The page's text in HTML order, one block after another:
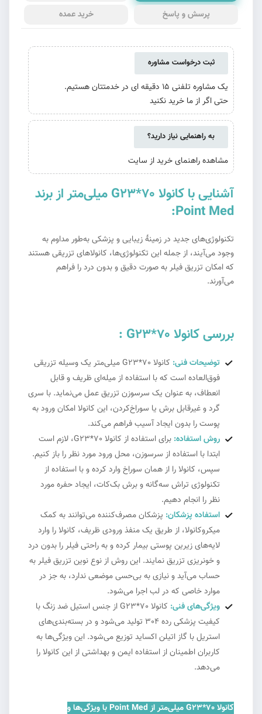
پرسش و پاسخ
خرید عمده
ثبت درخواست مشاوره
یک مشاوره تلفنی 15 دقیقه ای در خدمتتان هستیم.
حتی اگر از ما خرید نکنید
به راهنمایی نیاز دارید؟
مشاهده راهنمای خرید از سایت
آشنایی با کانولا G23*70 میلی‌متر از برند
Point Med:
تکنولوژی‌های جدید در زمینهٔ زیبایی و پزشکی به‌طور مداوم به
وجود می‌آیند، از جمله این تکنولوژی‌ها، کانولاهای تزریقی هستند
که امکان تزریق فیلر به صورت دقیق و بدون درد را فراهم
می‌آورند.
بررسی کانولا G23*70 :
توضیحات فنی:
کانولا G23*70 میلی‌متر یک وسیله تزریقی
فوق‌العاده است که با استفاده از میله‌ای ظریف و قابل
انعطاف، به عنوان یک سرسوزن تزریق عمل می‌نماید. با سری
گرد و غیرقابل برش یا سوراخ‌کردن، این کانولا امکان ورود به
پوست را بدون ایجاد آسیب فراهم می‌کند.
روش استفاده:
برای استفاده از کانولا G23*70، لازم است
ابتدا با استفاده از سرسوزن، محل ورود مورد نظر را باز کنیم.
سپس، کانولا را از همان سوراخ وارد کرده و با استفاده از
تکنولوژی تراش سه‌گانه و برش بک‌کات، ایجاد حفره مورد
نظر را انجام دهیم.
استفاده پزشکان: پزشکان مصرف‌کننده می‌توانند به کمک
میکروکانولا، از طریق یک منفذ ورودی ظریف، کانولا را وارد
لایه‌های زیرین پوستی بیمار کرده و به راحتی فیلر را بدون درد
و خونریزی تزریق نمایند. این روش از نوع نوین تزریق فیلر به
حساب می‌آید و نیازی به بی‌حسی موضعی ندارد، به جز در
موارد خاصی که در لب اجرا می‌شود.
ویژگی‌های فنی:
کانولا G23*70 از جنس استیل ضد زنگ با
کیفیت پزشکی رده 304 تولید می‌شود و در بسته‌بندی‌های
استریل با گاز اتیلن اکساید توزیع می‌شود. این ویژگی‌ها به
کاربران اطمینان از استفاده ایمن و بهداشتی از این کانولا را
می‌دهد.
کانولا G23*70 میلی‌متر از Point Med با ویژگی‌ها و